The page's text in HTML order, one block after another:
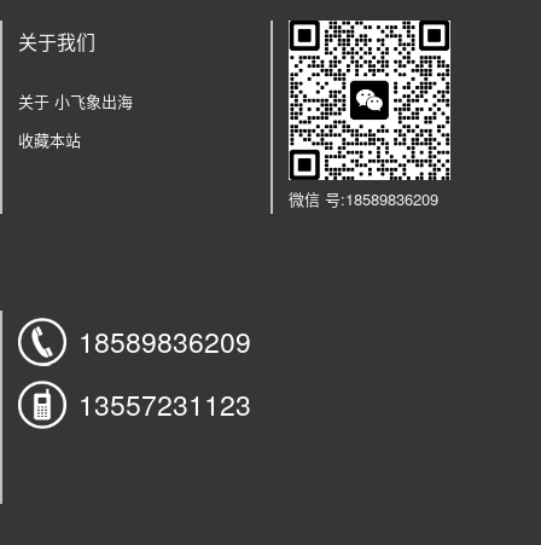
关于我们
关于 小飞象出海
收藏本站
微信 号:18589836209
18589836209
13557231123